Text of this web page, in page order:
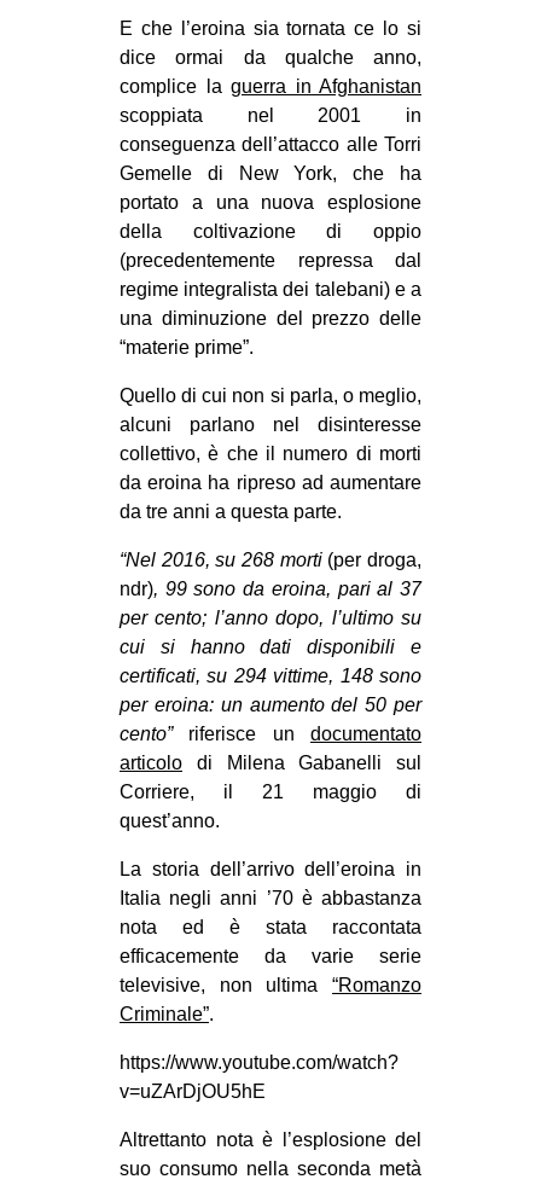
ANTIFASCISMO
DIRITTO ALL’ABITARE
GENERI
MIGRAZIONI
PRECARIATO
STUDENTI
CULTURE
CINEMA
MANIFESTI
MUSICA
INTERNAZIONALE
AFRICA
AMERICHE
ESTREMO ORIENTE
EUROPA
MEDIO ORIENTE
EVENTI
in
Fb
E che l’eroina sia tornata ce lo si
dice ormai da qualche anno,
complice la guerra in Afghanistan
scoppiata nel 2001 in
conseguenza dell’attacco alle Torri
Gemelle di New York, che ha
portato a una nuova esplosione
della coltivazione di oppio
(precedentemente repressa dal
regime integralista dei talebani) e a
una diminuzione del prezzo delle
“materie prime”.
Quello di cui non si parla, o meglio,
alcuni parlano nel disinteresse
collettivo, è che il numero di morti
da eroina ha ripreso ad aumentare
da tre anni a questa parte.
“Nel 2016, su 268 morti(per droga,
ndr), 99 sono da eroina, pari al 37
per cento; l’anno dopo, l’ultimo su
cui si hanno dati disponibili e
certificati, su 294 vittime, 148 sono
per eroina: un aumento del 50 per
cento”riferisce un documentato
articolo di Milena Gabanelli sul
Corriere, il 21 maggio di
quest’anno.
La storia dell’arrivo dell’eroina in
Italia negli anni ’70 è abbastanza
nota ed è stata raccontata
efficacemente da varie serie
televisive, non ultima “Romanzo
Criminale”.
https://www.youtube.com/watch?
v=uZArDjOU5hE
Altrettanto nota è l’esplosione del
suo consumo nella seconda metà